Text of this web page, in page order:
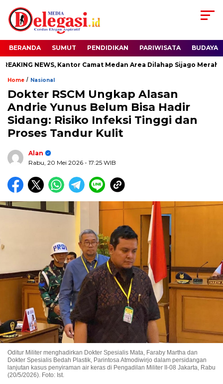
BERANDA SUMUT PENDIDIKAN PARIWISATA BUDAYA
NEWS, Kantor Camat Medan Area Dilahap Sijago Merah
Home / Nasional
Dokter RSCM Ungkap Alasan
Andrie Yunus Belum Bisa Hadir
Sidang: Risiko Infeksi Tinggi dan
Proses Tandur Kulit
Alan
Rabu, 20 Mei 2026 - 17:25 WIB
Oditur Militer menghadirkan Dokter Spesialis Mata, Faraby Martha dan
Dokter Spesialis Bedah Plastik, Parintosa Atmodiwirjo dalam persidangan
lanjutan kasus penyiraman air keras di Pengadilan Militer II-08 Jakarta, Rabu
(20/5/2026). Foto: Ist.